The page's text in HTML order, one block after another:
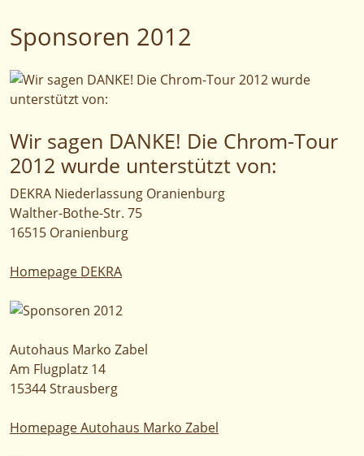
Sponsoren 2012
Wir sagen DANKE! Die Chrom-Tour
2012 wurde unterstützt von:
DEKRA Niederlassung Oranienburg
Walther-Bothe-Str. 75
16515 Oranienburg
Homepage DEKRA
Autohaus Marko Zabel
Am Flugplatz 14
15344 Strausberg
Homepage Autohaus Marko Zabel